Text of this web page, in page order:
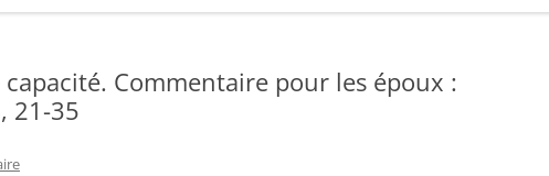
Commentaire pour les époux :
21-35